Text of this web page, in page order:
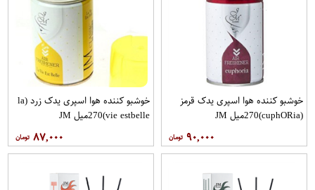
خوشبو کننده هوا اسپری یدک قرمز
(cuphO​Ria)270میل JM
۹۰,۰۰۰
خوشبو کننده هوا اسپری یدک زرد (la
vie estbelle)270میل JM
۸۷,۰۰۰